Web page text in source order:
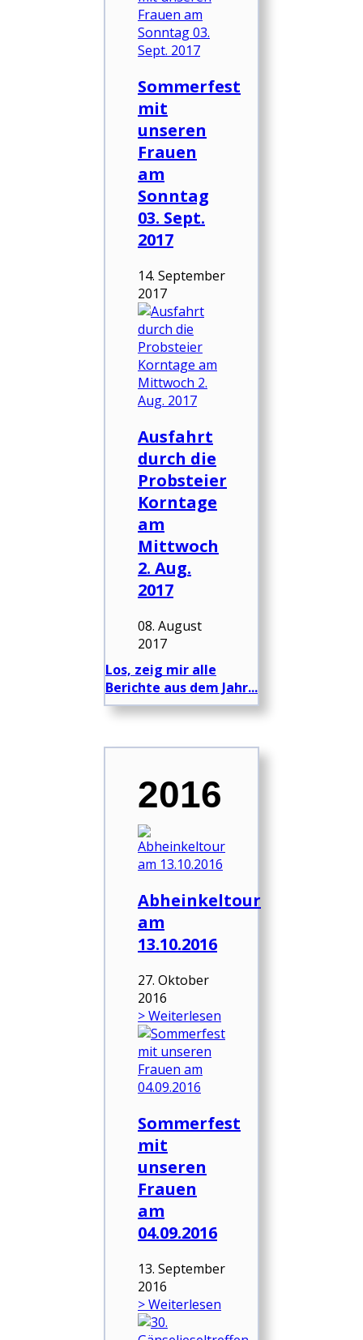
Sommerfest
mit
unseren
Frauen
am
Sonntag
03. Sept.
2017
14. September
2017
Ausfahrt
durch die
Probsteier
Korntage
am
Mittwoch
2. Aug.
2017
08. August
2017
Los, zeig mir alle
Berichte aus dem Jahr...
2016
Abheinkeltour
am
13.10.2016
27. Oktober
2016
> Weiterlesen
Sommerfest
mit
unseren
Frauen
am
04.09.2016
13. September
2016
> Weiterlesen